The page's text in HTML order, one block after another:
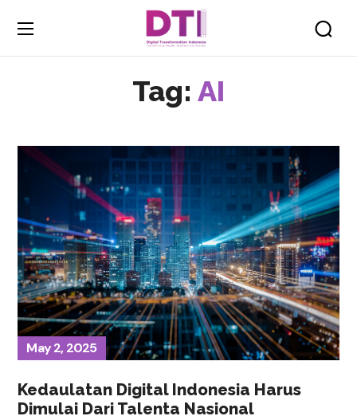
Tag: AI
May 2, 2025
Kedaulatan Digital Indonesia Harus
Dimulai Dari Talenta Nasional